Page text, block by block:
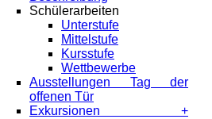
Schülerarbeiten
Unterstufe
Mittelstufe
Kursstufe
Wettbewerbe
Ausstellungen Tag der
offenen Tür
Exkursionen +